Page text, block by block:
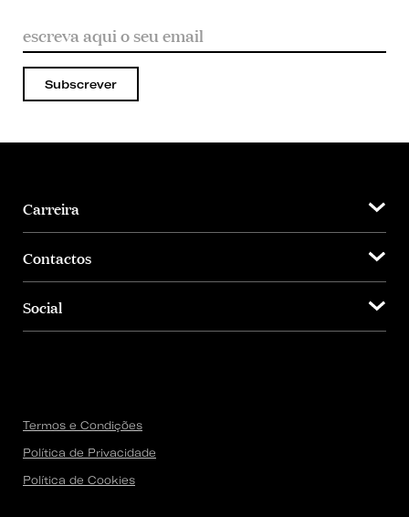
Subscrever
Carreira
Contactos
Social
Termos e Condições
Política de Privacidade
Política de Cookies